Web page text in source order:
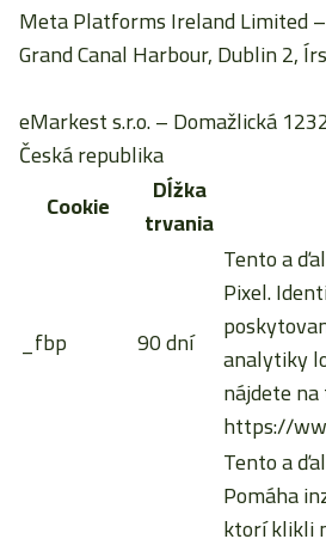
Meta Platforms Ireland Limited
Grand Canal Harbour, Dublin 2,
eMarkest s.r.o.– Domažlická
Česká republika
Cookie
Dĺžka
trvania
_fbp 90 dní
Tento a
Pixel.
analytiky
nájdete
https://
Tento a
Pomáha
ktorí klikli